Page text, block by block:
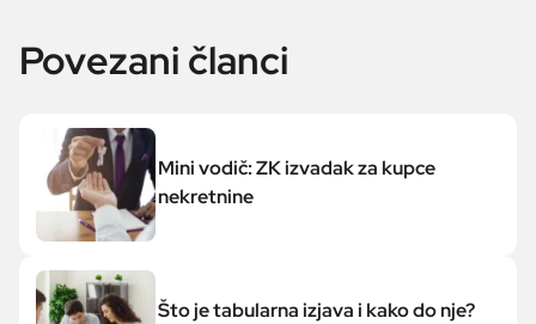
Povezani članci
Mini vodič: ZK izvadak za kupce
nekretnine
Što je tabularna izjava i kako do nje?